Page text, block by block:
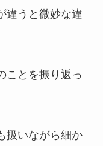
違うと微妙な違
ことを振り返っ
扱いながら細か